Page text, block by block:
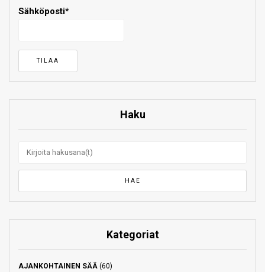
Sähköposti*
Haku
Kategoriat
AJANKOHTAINEN SÄÄ (60)